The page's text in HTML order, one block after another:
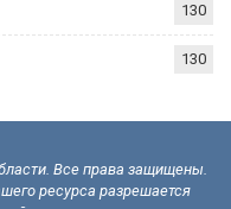
130
130
Все права защищены.
ресурса разрешается